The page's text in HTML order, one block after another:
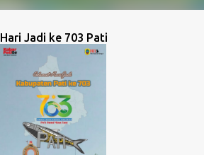
Hari Jadi ke 703 Pati